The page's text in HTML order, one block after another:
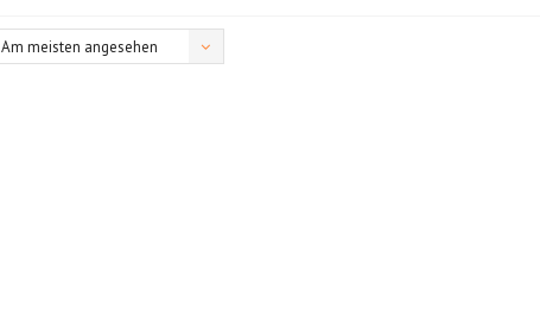
Am meisten angesehen